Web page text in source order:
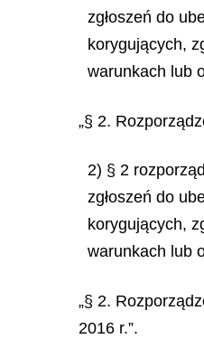
zgłoszeń do
korygujących,
warunkach lub
„§ 2.
2) § 2
zgłoszeń do
korygujących,
warunkach lub
„§ 2.
2016 r.”.